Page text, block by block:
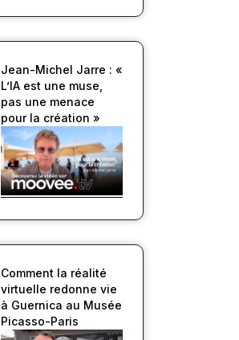
Jean-Michel Jarre : «
L’IA est une muse,
pas une menace
pour la création »
Comment la réalité
virtuelle redonne vie
à Guernica au Musée
Picasso-Paris